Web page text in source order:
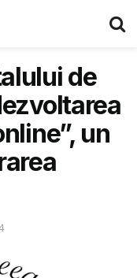
de
un